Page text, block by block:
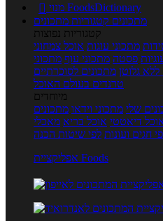

מנוי FoodsDictionary
מתכונים קטגוריות מתכונים
קטגוריות נפוצות
מתכוני עוגות אוכל צמחוני
פסטה מתכוני עוף מתכוני
גלוטן מתכונים לסוכרתיים
טרנדים בעולם האוכל
מיוחדים
שלי מתכוני וידאו מתכונים
דיאטטי אוכל בריא מאכלי
חגים ועונות לפי שיטות הכנה
אפליקציית Foods